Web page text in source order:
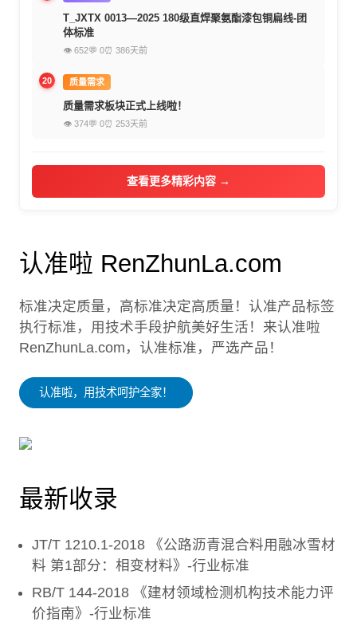
T_JXTX 0013—2025 180级直焊聚氨酯漆包铜扁线-团
体标准
👁 652💬 0⏰ 386天前
20 质量需求
质量需求板块正式上线啦！
👁 374💬 0⏰ 253天前
查看更多精彩内容 →
认准啦 RenZhunLa.com
标准决定质量，高标准决定高质量！认准产品标签
执行标准，用技术手段护航美好生活！来认准啦
RenZhunLa.com，认准标准，严选产品！
认准啦，用技术呵护全家！
最新收录
JT/T 1210.1-2018 《公路沥青混合料用融冰雪材
料 第1部分：相变材料》-行业标准
RB/T 144-2018 《建材领域检测机构技术能力评
价指南》-行业标准